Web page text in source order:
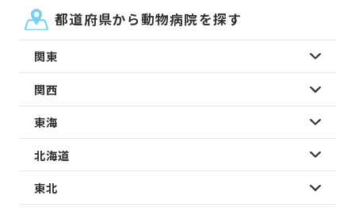
都道府県から動物病院を探す
関東
関西
東海
北海道
東北